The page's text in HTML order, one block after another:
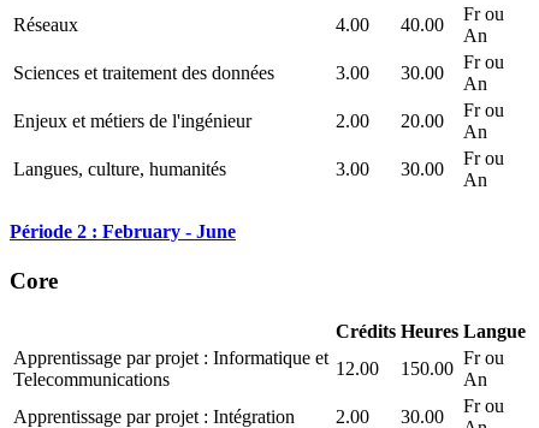
Réseaux
4.00 40.00
Fr ou
An
Sciences et traitement des données
3.00 30.00
Fr ou
An
Enjeux et métiers de l'ingénieur
2.00 20.00
Fr ou
An
Langues, culture, humanités
3.00 30.00
Fr ou
An
Période 2 : February - June
Core
Crédits Heures Langue
Apprentissage par projet : Informatique et
Telecommunications
12.00 150.00
Fr ou
An
Apprentissage par projet : Intégration
2.00 30.00
Fr ou